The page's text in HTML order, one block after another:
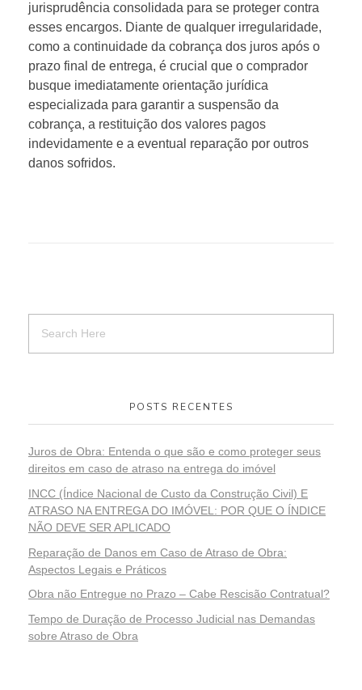
jurisprudência consolidada para se proteger contra
esses encargos. Diante de qualquer irregularidade,
como a continuidade da cobrança dos juros após o
prazo final de entrega, é crucial que o comprador
busque imediatamente orientação jurídica
especializada para garantir a suspensão da
cobrança, a restituição dos valores pagos
indevidamente e a eventual reparação por outros
danos sofridos.
POSTS RECENTES
Juros de Obra: Entenda o que são e como proteger seus
direitos em caso de atraso na entrega do imóvel
INCC (Índice Nacional de Custo da Construção Civil) E
ATRASO NA ENTREGA DO IMÓVEL: POR QUE O ÍNDICE
NÃO DEVE SER APLICADO
Reparação de Danos em Caso de Atraso de Obra:
Aspectos Legais e Práticos
Obra não Entregue no Prazo – Cabe Rescisão Contratual?
Tempo de Duração de Processo Judicial nas Demandas
sobre Atraso de Obra